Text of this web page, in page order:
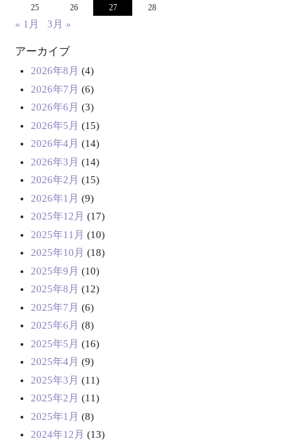
25 26 27 28
« 1月 3月 »
アーカイブ
2026年8月 (4)
2026年7月 (6)
2026年6月 (3)
2026年5月 (15)
2026年4月 (14)
2026年3月 (14)
2026年2月 (15)
2026年1月 (9)
2025年12月 (17)
2025年11月 (10)
2025年10月 (18)
2025年9月 (10)
2025年8月 (12)
2025年7月 (6)
2025年6月 (8)
2025年5月 (16)
2025年4月 (9)
2025年3月 (11)
2025年2月 (11)
2025年1月 (8)
2024年12月 (13)